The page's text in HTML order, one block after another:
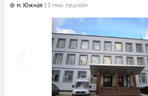
м. Южная 13 мин. пешком